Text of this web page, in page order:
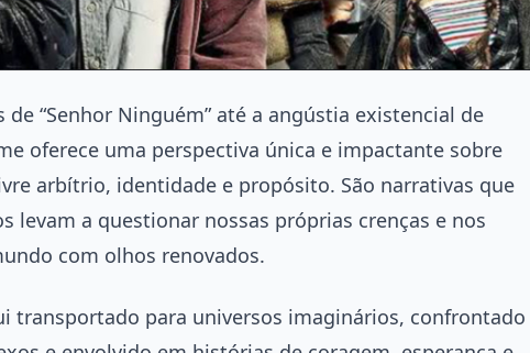
de “Senhor Ninguém” até a angústia existencial de
oferece uma perspectiva única e impactante sobre
arbítrio, identidade e propósito. São narrativas que
levam a questionar nossas próprias crenças e nos
com olhos renovados.
transportado para universos imaginários, confrontado